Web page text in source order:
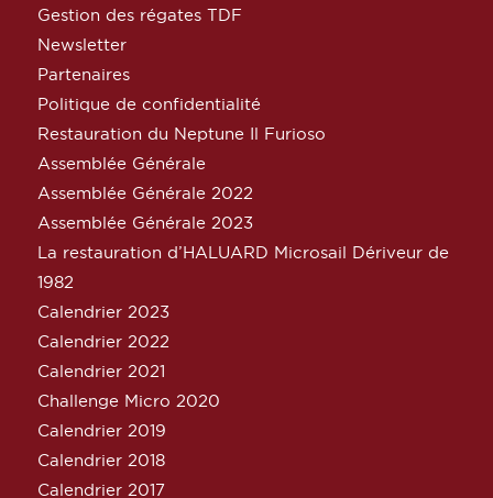
Gestion des régates TDF
Newsletter
Partenaires
Politique de confidentialité
Restauration du Neptune Il Furioso
Assemblée Générale
Assemblée Générale 2022
Assemblée Générale 2023
La restauration d’HALUARD Microsail Dériveur de
1982
Calendrier 2023
Calendrier 2022
Calendrier 2021
Challenge Micro 2020
Calendrier 2019
Calendrier 2018
Calendrier 2017